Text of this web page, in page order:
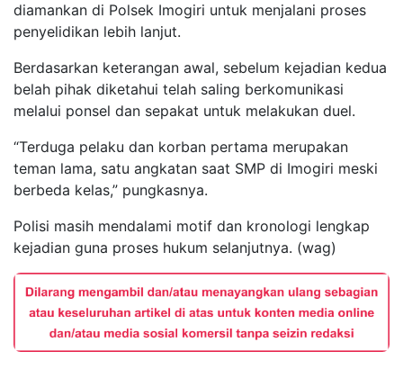
diamankan di Polsek Imogiri untuk menjalani proses
penyelidikan lebih lanjut.
Berdasarkan keterangan awal, sebelum kejadian kedua
belah pihak diketahui telah saling berkomunikasi
melalui ponsel dan sepakat untuk melakukan duel.
“Terduga pelaku dan korban pertama merupakan
teman lama, satu angkatan saat SMP di Imogiri meski
berbeda kelas,” pungkasnya.
Polisi masih mendalami motif dan kronologi lengkap
kejadian guna proses hukum selanjutnya. (wag)